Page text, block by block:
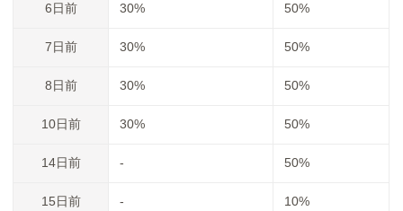
6日前 30% 50%
7日前 30% 50%
8日前 30% 50%
10日前 30% 50%
14日前 - 50%
15日前 - 10%